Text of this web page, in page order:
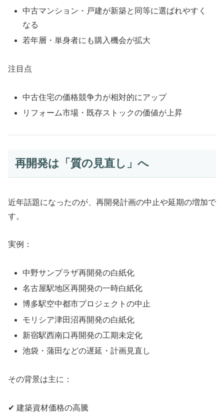
中古マンション・戸建が新築と同等に選ばれやすく
なる
若年層・単身者にも購入機会が拡大
注目点
中古住宅の価格競争力が相対的にアップ
リフォーム市場・既存ストックの価値が上昇
再開発は「質の見直し」へ
近年話題になったのが、再開発計画の中止や延期の増加で
す。
実例：
中野サンプラザ再開発の白紙化
名古屋駅地区再開発の一時白紙化
博多駅空中都市プロジェクトの中止
モリシア津田沼再開発の白紙化
新宿駅西南口再開発の工期未定化
池袋・蒲田などの遅延・計画見直し
その背景は主に：
✔ 建築資材価格の高騰